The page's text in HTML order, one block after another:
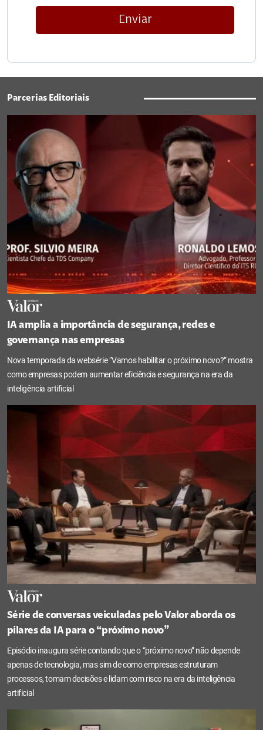
Enviar
Parcerias Editoriais
IA amplia a importância de segurança, redes e
governança nas empresas
Nova temporada da websérie “Vamos habilitar o próximo novo?” mostra
como empresas podem aumentar eficiência e segurança na era da
inteligência artificial
Série de conversas veiculadas pelo Valor aborda os
pilares da IA para o “próximo novo”
Episódio inaugura série contando que o “próximo novo” não depende
apenas de tecnologia, mas sim de como empresas estruturam
processos, tomam decisões e lidam com risco na era da inteligência
artificial